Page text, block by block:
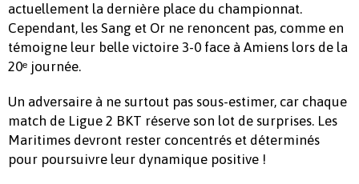
actuellement la dernière place du championnat.
Cependant, les Sang et Or ne renoncent pas, comme en
témoigne leur belle victoire 3-0 face à Amiens lors de la
20ᵉ journée.
Un adversaire à ne surtout pas sous-estimer, car chaque
match de Ligue 2 BKT réserve son lot de surprises. Les
Maritimes devront rester concentrés et déterminés
pour poursuivre leur dynamique positive !